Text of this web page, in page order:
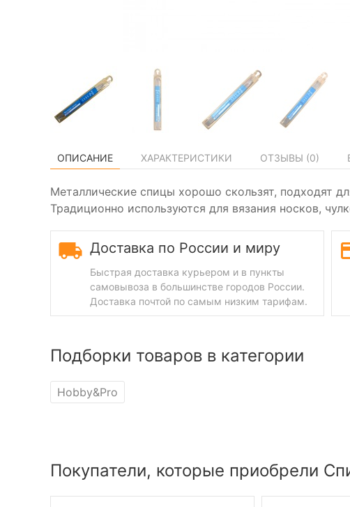
ОПИСАНИЕ ХАРАКТЕРИСТИКИ ОТЗЫВЫ (0)
Металлические спицы хорошо скользят, подходят
Традиционно используются для вязания носков,
Доставка по России и миру
Быстрая доставка курьером и в пункты
самовывоза в большинстве городов России.
Доставка почтой по самым низким тарифам.
Подборки товаров в категории
Hobby&Pro
Покупатели, которые приобрели